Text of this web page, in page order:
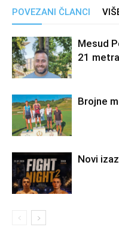
POVEZANI ČLANCI
Mesud
21 metra
Brojne
Novi